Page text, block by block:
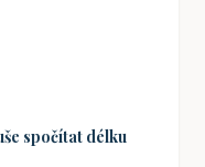
spočítat délku